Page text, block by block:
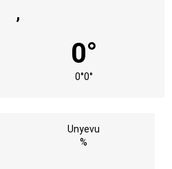
,
0°
0°0°
Unyevu
%